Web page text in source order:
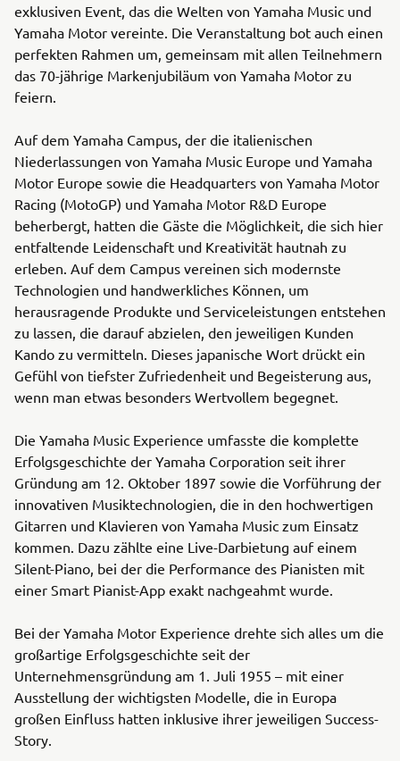
exklusiven Event, das die Welten von Yamaha Music und
Yamaha Motor vereinte. Die Veranstaltung bot auch einen
perfekten Rahmen um, gemeinsam mit allen Teilnehmern
das 70-jährige Markenjubiläum von Yamaha Motor zu
feiern.
Auf dem Yamaha Campus, der die italienischen
Niederlassungen von Yamaha Music Europe und Yamaha
Motor Europe sowie die Headquarters von Yamaha Motor
Racing (MotoGP) und Yamaha Motor R&D Europe
beherbergt, hatten die Gäste die Möglichkeit, die sich hier
entfaltende Leidenschaft und Kreativität hautnah zu
erleben. Auf dem Campus vereinen sich modernste
Technologien und handwerkliches Können, um
herausragende Produkte und Serviceleistungen entstehen
zu lassen, die darauf abzielen, den jeweiligen Kunden
Kando zu vermitteln. Dieses japanische Wort drückt ein
Gefühl von tiefster Zufriedenheit und Begeisterung aus,
wenn man etwas besonders Wertvollem begegnet.
Die Yamaha Music Experience umfasste die komplette
Erfolgsgeschichte der Yamaha Corporation seit ihrer
Gründung am 12. Oktober 1897 sowie die Vorführung der
innovativen Musiktechnologien, die in den hochwertigen
Gitarren und Klavieren von Yamaha Music zum Einsatz
kommen. Dazu zählte eine Live-Darbietung auf einem
Silent-Piano, bei der die Performance des Pianisten mit
einer Smart Pianist-App exakt nachgeahmt wurde.
Bei der Yamaha Motor Experience drehte sich alles um die
großartige Erfolgsgeschichte seit der
Unternehmensgründung am 1. Juli 1955 – mit einer
Ausstellung der wichtigsten Modelle, die in Europa
großen Einfluss hatten inklusive ihrer jeweiligen Success-
Story.